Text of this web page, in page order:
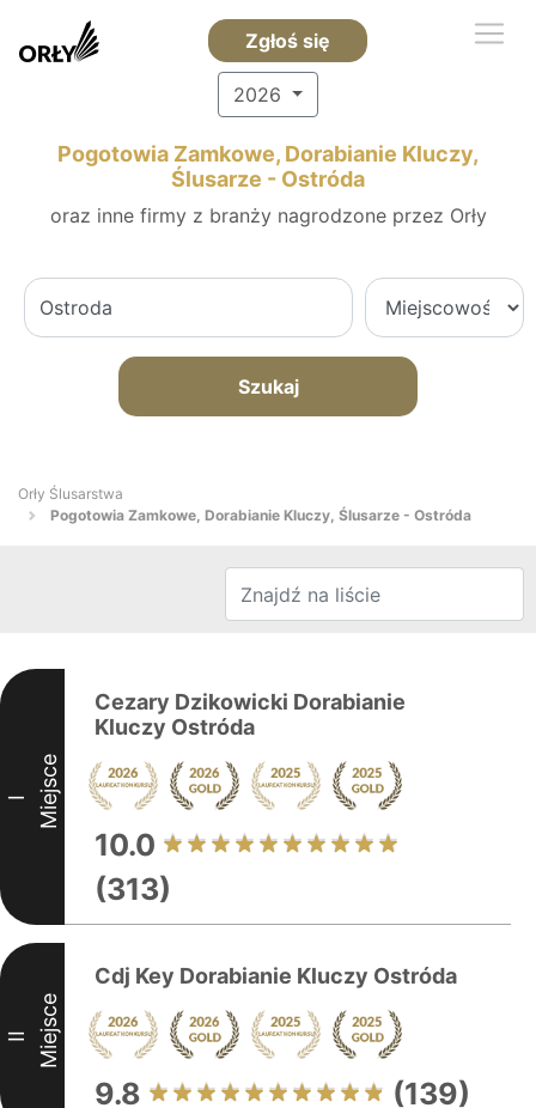
Zgłoś się
2026
Pogotowia Zamkowe, Dorabianie Kluczy,
Ślusarze - Ostróda
oraz inne firmy z branży nagrodzone przez Orły
Szukaj
Orły Ślusarstwa
Pogotowia Zamkowe, Dorabianie Kluczy, Ślusarze - Ostróda
I Miejsce
Cezary Dzikowicki Dorabianie
Kluczy Ostróda
10.0
(313)
II Miejsce
Cdj Key Dorabianie Kluczy Ostróda
9.8 (139)